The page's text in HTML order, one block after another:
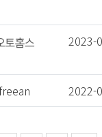
2023-
2022-